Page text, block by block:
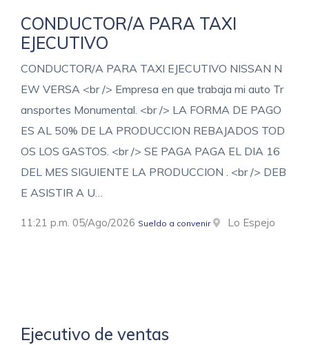
CONDUCTOR/A PARA TAXI
EJECUTIVO
CONDUCTOR/A PARA TAXI EJECUTIVO NISSAN N
EW VERSA <br /> Empresa en que trabaja mi auto Tr
ansportes Monumental. <br /> LA FORMA DE PAGO
ES AL 50% DE LA PRODUCCION REBAJADOS TOD
OS LOS GASTOS. <br /> SE PAGA PAGA EL DIA 16
DEL MES SIGUIENTE LA PRODUCCION . <br /> DEB
E ASISTIR A U…
11:21 p.m. 05/Ago/2026 Sueldo a convenir Lo Espejo
Ejecutivo de ventas